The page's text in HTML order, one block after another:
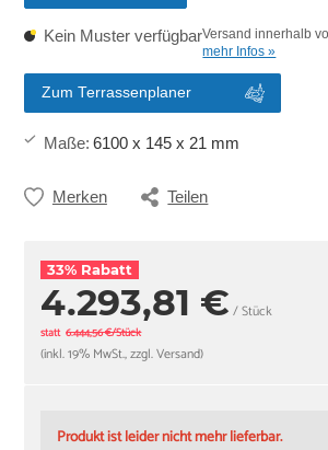
Kein Muster verfügbarVersand innerhalb
mehr Infos »
Zum Terrassenplaner
Maße: 6100 x 145 x 21 mm
Merken Teilen
33% Rabatt
4.293,81 € / Stück
statt 6.444,56 €/Stück
(inkl. 19% MwSt., zzgl. Versand)
Produkt ist leider nicht mehr lieferbar.